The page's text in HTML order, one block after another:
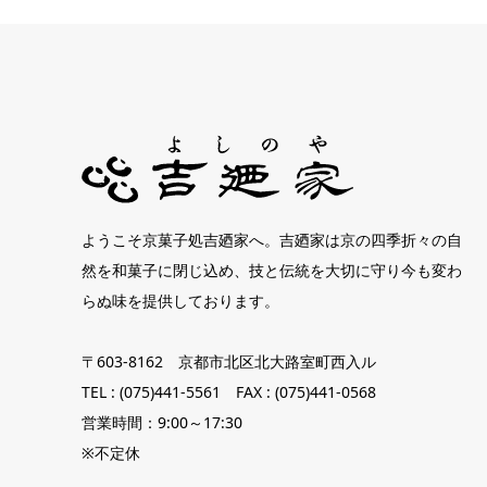
ようこそ京菓子処吉廼家へ。吉廼家は京の四季折々の自
然を和菓子に閉じ込め、技と伝統を大切に守り今も変わ
らぬ味を提供しております。
〒603-8162 京都市北区北大路室町西入ル
TEL : (075)441-5561 FAX : (075)441-0568
営業時間：9:00～17:30
※不定休